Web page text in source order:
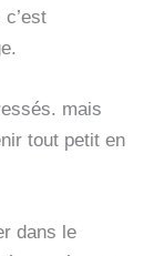
mais
tout petit en
dans le